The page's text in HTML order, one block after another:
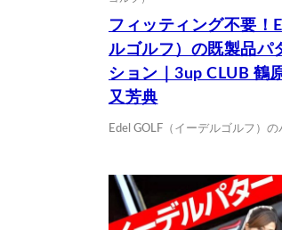
フィッティング不要！
ルゴルフ）の既製品パ
ション｜3up CLUB 鶴
又芳典
Edel GOLF（イーデルゴルフ）の